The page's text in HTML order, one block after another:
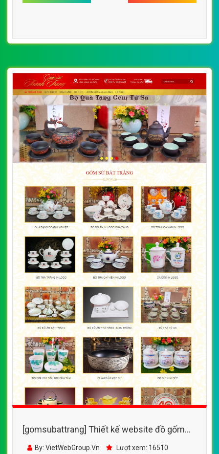
[gomsubattrang] Thiết kế website đồ gốm
sứ Thành Trung với nhiều mẫu mã, hoa văn
By: VietWebGroup.Vn Lượt xem: 16510